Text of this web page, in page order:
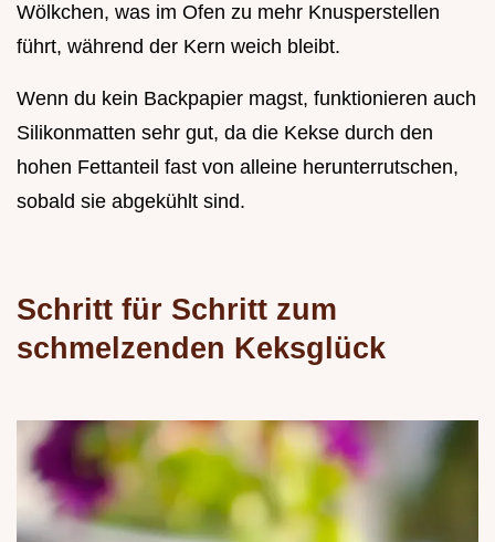
Wölkchen, was im Ofen zu mehr Knusperstellen
führt, während der Kern weich bleibt.
Wenn du kein Backpapier magst, funktionieren auch
Silikonmatten sehr gut, da die Kekse durch den
hohen Fettanteil fast von alleine herunterrutschen,
sobald sie abgekühlt sind.
Schritt für Schritt zum
schmelzenden Keksglück